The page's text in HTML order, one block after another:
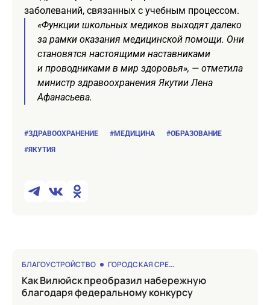
заболеваний, связанных с учебным процессом.
«Функции школьных медиков выходят далеко
за рамки оказания медицинской помощи. Они
становятся настоящими наставниками
и проводниками в мир здоровья», — отметила
министр здравоохранения Якутии Лена
Афанасьева.
#ЗДРАВООХРАНЕНИЕ #МЕДИЦИНА
#ОБРАЗОВАНИЕ
#ЯКУТИЯ
БЛАГОУСТРОЙСТВО ГОРОДСКАЯ СРЕДА
Как Вилюйск преобразил набережную
благодаря федеральному конкурсу